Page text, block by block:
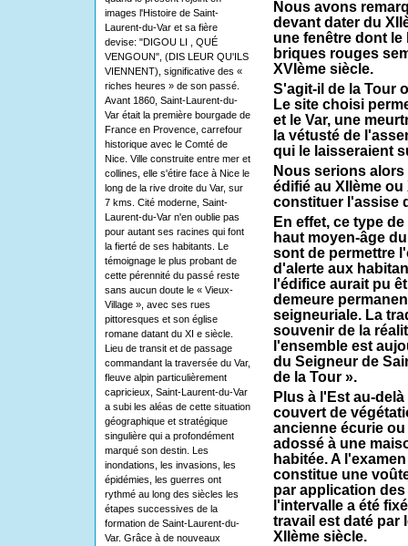
images l'Histoire de Saint-
Laurent-du-Var et sa fière
devise: "DIGOU LI , QUÉ
VENGOUN", (DIS LEUR QU'ILS
VIENNENT), significative des «
riches heures » de son passé.
Avant 1860, Saint-Laurent-du-
Var était la première bourgade de
France en Provence, carrefour
historique avec le Comté de
Nice. Ville construite entre mer et
collines, elle s'étire face à Nice le
long de la rive droite du Var, sur
7 kms. Cité moderne, Saint-
Laurent-du-Var n'en oublie pas
pour autant ses racines qui font
la fierté de ses habitants. Le
témoignage le plus probant de
cette pérennité du passé reste
sans aucun doute le « Vieux-
Village », avec ses rues
pittoresques et son église
romane datant du XI e siècle.
Lieu de transit et de passage
commandant la traversée du Var,
fleuve alpin particulièrement
capricieux, Saint-Laurent-du-Var
a subi les aléas de cette situation
géographique et stratégique
singulière qui a profondément
marqué son destin. Les
inondations, les invasions, les
épidémies, les guerres ont
rythmé au long des siècles les
étapes successives de la
formation de Saint-Laurent-du-
Var. Grâce à de nouveaux
Nous avons
devant dater du
une fenêtre dont
briques rouges
XVIème siècle.
S'agit-il de la Tour
Le site choisi
et le Var, une
la vétusté de
qui le laisseraient
Nous serions
édifié au XIIème
constituer l'assise
En effet, ce type
haut moyen-âge
sont de permettre
d'alerte aux
l'édifice aurait pu
demeure
seigneuriale. La
souvenir de la
l'ensemble est
du Seigneur de
de la Tour ».
Plus à l'Est au-
couvert de
ancienne écurie
adossé à une
habitée. A
constitue une
par application
l'intervalle a été
travail est daté par
XIIème siècle.